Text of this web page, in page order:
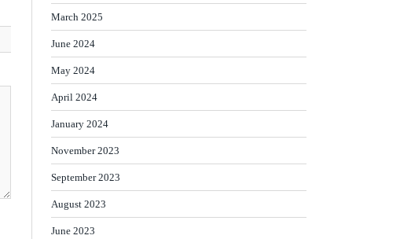
March 2025
June 2024
May 2024
April 2024
January 2024
November 2023
September 2023
August 2023
June 2023